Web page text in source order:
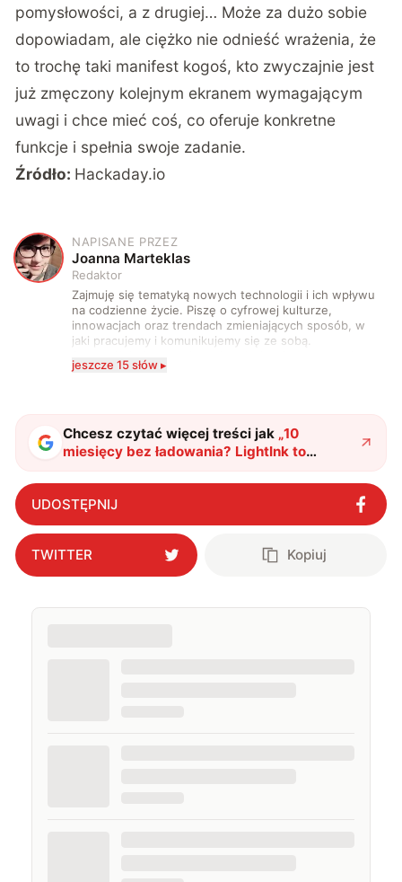
pomysłowości, a z drugiej… Może za dużo sobie
dopowiadam, ale ciężko nie odnieść wrażenia, że
to trochę taki manifest kogoś, kto zwyczajnie jest
już zmęczony kolejnym ekranem wymagającym
uwagi i chce mieć coś, co oferuje konkretne
funkcje i spełnia swoje zadanie.
Źródło: Hackaday.io
J
NAPISANE PRZEZ
Joanna Marteklas
Redaktor
Zajmuję się tematyką nowych technologii i ich wpływu
na codzienne życie. Piszę o cyfrowej kulturze,
innowacjach oraz trendach zmieniających sposób, w
jaki pracujemy i komunikujemy się ze sobą.
technologii a współczesną popkulturą. W wolnych
jeszcze 15 słów ▸
Chcesz czytać więcej treści jak „10
miesięcy bez ładowania? LightInk to
zegarek, jakiego jeszcze nie widzieliście"?
UDOSTĘPNIJ
TWITTER Kopiuj